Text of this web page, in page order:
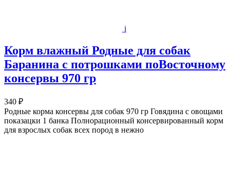
i
Корм влажный Родные для собак
Баранина с потрошками поВосточному
консервы 970 гр
340 ₽
Родные корма консервы для собак 970 гр Говядина с овощами
показацки 1 банка Полнорационный консервированный корм
для взрослых собак всех пород в нежно